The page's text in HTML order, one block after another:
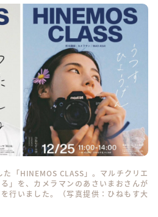
「HINEMOS CLASS」。マルチクリエ
」を、カメラマンのあさいまおさんが
行いました。（写真提供：ひねもす大